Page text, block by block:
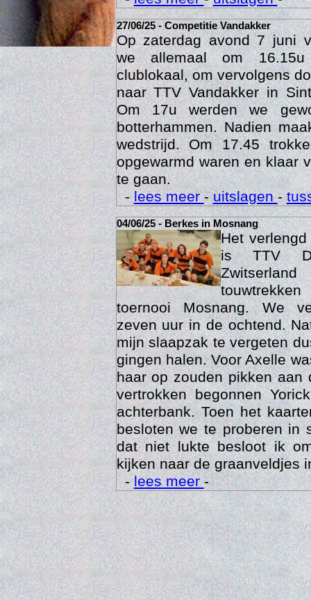
-lees meer-uitslagen-
27/06/25 - Competitie Vandakker
Op zaterdag avond 7 juni
we allemaal om
clublokaal, om vervolgens
naar TTV Vandakker in
Om 17u werden we
botterhammen. Nadien
wedstrijd. Om 17.45
opgewarmd waren en klaar
te gaan.
-lees meer-uitslagen-
04/06/25 - Berkes in Mosnang
Het
is TTV
toernooi Mosnang. We
zeven uur in de ochtend.
mijn slaapzak te vergeten
gingen halen. Voor Axelle
haar op zouden pikken aan
vertrokken begonnen
achterbank. Toen het
besloten we te proberen in
dat niet lukte besloot ik
kijken naar de graanveldjes
-lees meer-